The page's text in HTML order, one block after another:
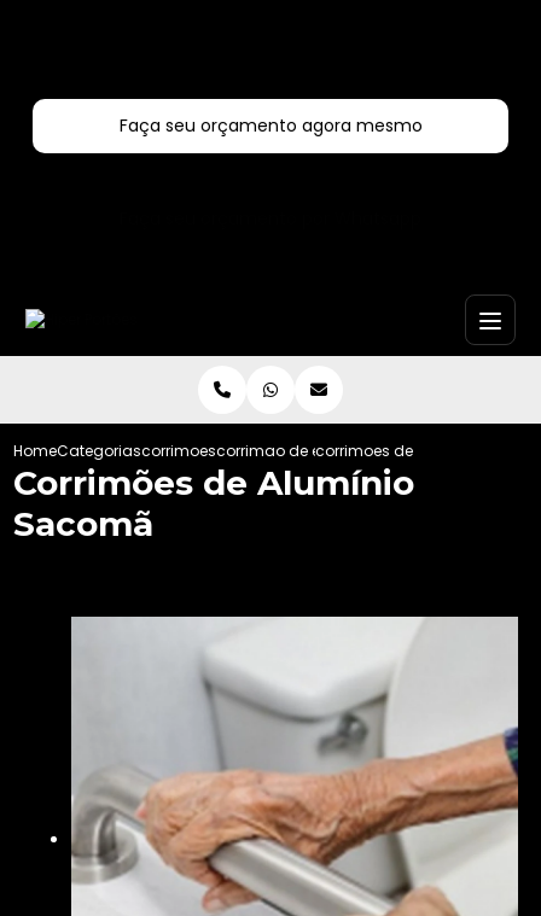
Faça seu orçamento agora mesmo
HomeCategoriascorrimoescorrimao de escada externa
corrimoes de aluminio
Corrimões de Alumínio
Sacomã